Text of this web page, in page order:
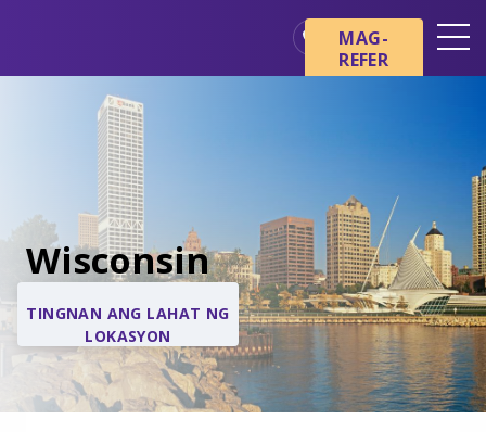
Mga Lokasyon
Mga Pangunahing Kaalaman
tungkol sa Hospice
Ang aming mga Serbisyo
Healthcare Professionals
Pamilya at Mga Tagapag-
MAG-
REFER
Wisconsin
TINGNAN ANG LAHAT NG
LOKASYON